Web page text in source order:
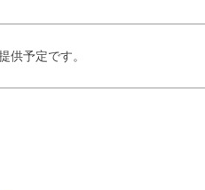
供予定です。